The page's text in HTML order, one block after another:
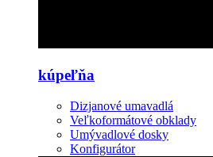
kúpeľňa
Dizjanové umavadlá
Veľkoformátové obklady
Umývadlové dosky
Konfigurátor